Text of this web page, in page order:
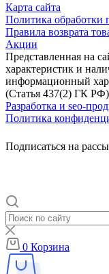
Карта сайта
Политика обработки
Правила возврата
Акции
Представленная на
характеристик и
информационный
(Статья 437(2) ГК
Разработка и seo-
Политика
Подписаться на
0 Корзина